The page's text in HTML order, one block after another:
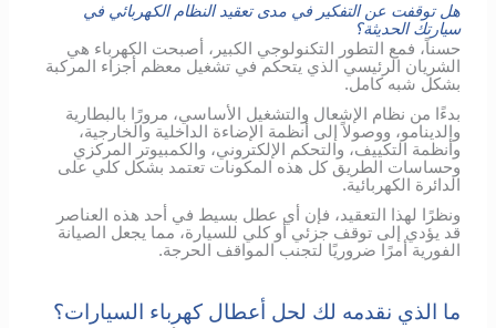
هل توقفت عن التفكير في مدى تعقيد النظام الكهربائي في
سيارتك الحديثة؟
حسناً، فمع التطور التكنولوجي الكبير، أصبحت الكهرباء هي
الشريان الرئيسي الذي يتحكم في تشغيل معظم أجزاء المركبة
بشكل شبه كامل.
بدءًا من نظام الإشعال والتشغيل الأساسي، مرورًا بالبطارية
والدينامو، ووصولاً إلى أنظمة الإضاءة الداخلية والخارجية،
وأنظمة التكييف، والتحكم الإلكتروني، والكمبيوتر المركزي
وحساسات الطريق كل هذه المكونات تعتمد بشكل كلي على
الدائرة الكهربائية.
ونظرًا لهذا التعقيد، فإن أي عطل بسيط في أحد هذه العناصر
قد يؤدي إلى توقف جزئي أو كلي للسيارة، مما يجعل الصيانة
الفورية أمرًا ضروريًا لتجنب المواقف الحرجة.
ما الذي نقدمه لك لحل أعطال كهرباء السيارات؟